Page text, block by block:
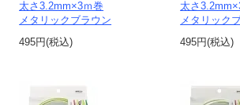
太さ3.2mm×3ｍ巻
メタリックブラウン
495円(税込)
太さ
メタリック
495円(税込)